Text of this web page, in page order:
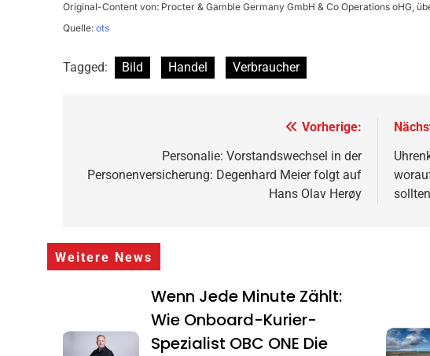
Original-Content von: Procter & Gamble Germany GmbH & Co Operations oHG,
Quelle: ots
Tagged: Bild Handel Verbraucher
Vorherige:
Personalie: Vorstandswechsel in der
Personenversicherung: Degenhard Meier folgt auf
Hans Olav Herøy
sollten
Weitere News
Wenn Jede Minute Zählt:
Wie Onboard-Kurier-
Spezialist OBC ONE Die